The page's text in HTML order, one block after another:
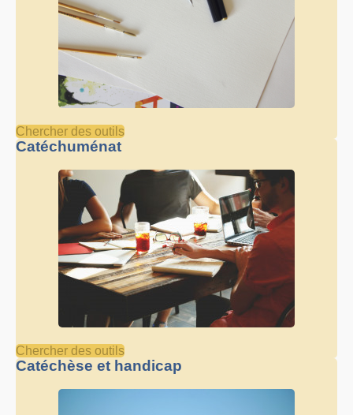
Chercher des outils
Catéchuménat
Chercher des outils
Catéchèse et handicap